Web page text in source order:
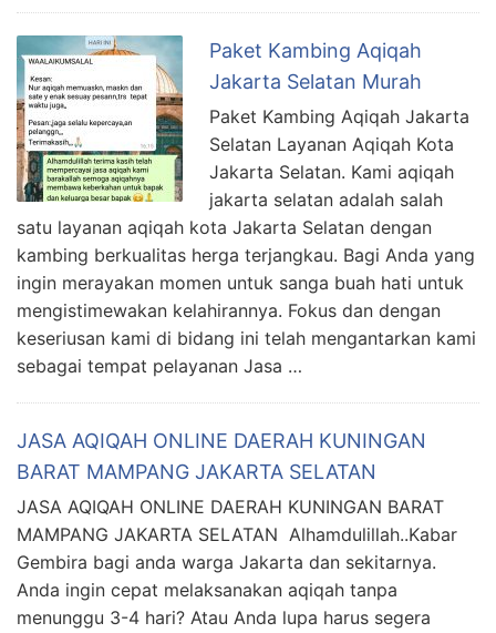
Paket Kambing Aqiqah
Jakarta Selatan Murah
Paket Kambing Aqiqah Jakarta
Selatan Layanan Aqiqah Kota
Jakarta Selatan. Kami aqiqah
jakarta selatan adalah salah
satu layanan aqiqah kota Jakarta Selatan dengan
kambing berkualitas herga terjangkau. Bagi Anda yang
ingin merayakan momen untuk sanga buah hati untuk
mengistimewakan kelahirannya. Fokus dan dengan
keseriusan kami di bidang ini telah mengantarkan kami
sebagai tempat pelayanan Jasa …
JASA AQIQAH ONLINE DAERAH KUNINGAN
BARAT MAMPANG JAKARTA SELATAN
JASA AQIQAH ONLINE DAERAH KUNINGAN BARAT
MAMPANG JAKARTA SELATAN Alhamdulillah..Kabar
Gembira bagi anda warga Jakarta dan sekitarnya.
Anda ingin cepat melaksanakan aqiqah tanpa
menunggu 3-4 hari? Atau Anda lupa harus segera